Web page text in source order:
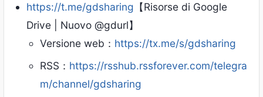
https://t.me/gdsharing 【Risorse di Google
Drive | Nuovo @gdurl】
Versione web： https://tx.me/s/gdsharing
RSS： https://rsshub.rssforever.com/telegra
m/channel/gdsharing